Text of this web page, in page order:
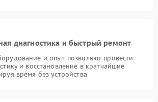
диагностика и быстрый ремонт
и опыт позволяют провести
и восстановление в кратчайшие
время без устройства